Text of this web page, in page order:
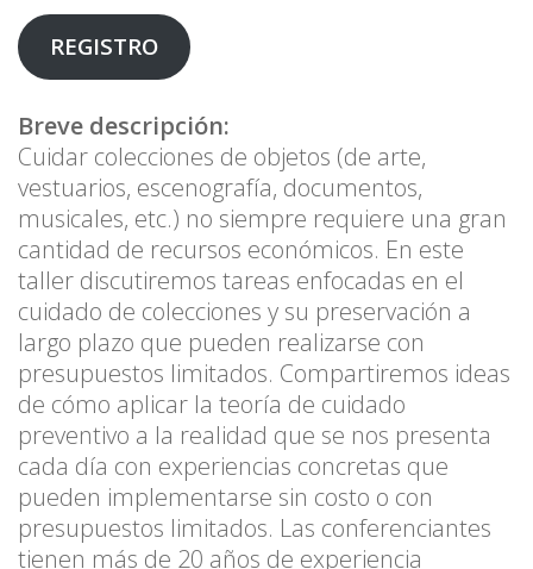
REGISTRO
Breve descripción:
Cuidar colecciones de objetos (de arte,
vestuarios, escenografía, documentos,
musicales, etc.) no siempre requiere una gran
cantidad de recursos económicos. En este
taller discutiremos tareas enfocadas en el
cuidado de colecciones y su preservación a
largo plazo que pueden realizarse con
presupuestos limitados. Compartiremos ideas
de cómo aplicar la teoría de cuidado
preventivo a la realidad que se nos presenta
cada día con experiencias concretas que
pueden implementarse sin costo o con
presupuestos limitados. Las conferenciantes
tienen más de 20 años de experiencia